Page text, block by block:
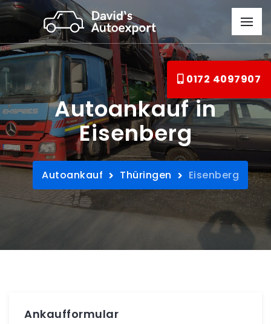
0172 4097907
Autoankauf in
Eisenberg
Autoankauf Thüringen Eisenberg
Ankaufformular